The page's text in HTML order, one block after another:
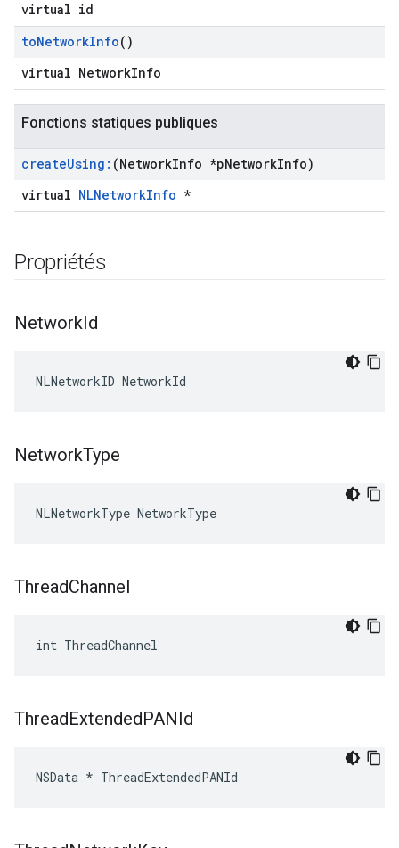
virtual id
toNetworkInfo()
virtual NetworkInfo
Fonctions statiques publiques
createUsing: (NetworkInfo *pNetworkInfo)
virtual NLNetworkInfo *
Propriétés
NetworkId
NLNetworkID NetworkId
NetworkType
NLNetworkType NetworkType
ThreadChannel
int ThreadChannel
ThreadExtendedPANId
NSData * ThreadExtendedPANId